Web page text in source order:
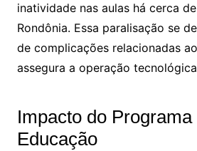
inatividade nas aulas há cerca
Rondônia. Essa paralisação se
de complicações relacionadas
assegura a operação
Impacto do
Educação